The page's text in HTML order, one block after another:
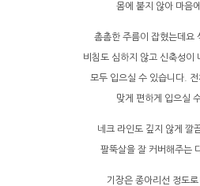
몸에 붙지 않아 마음
촘촘한 주름이 잡혔는데요
비침도 심하지 않고 신축성이
모두 입으실 수 있습니다. 전
맞게 편하게 입으실
네크 라인도 깊지 않게 깔
팔뚝살을 잘 커버해주는
기장은 종아리선 정도로